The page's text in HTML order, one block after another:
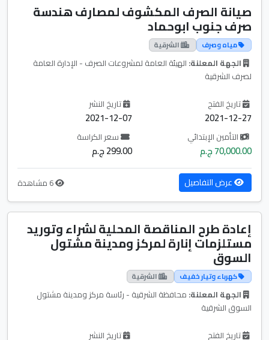
صيانة الصرف المكشوف لمصارف هندسة
صرف جنوب ابوحماد
مياه وصرف الشرقية
الجهة المعلنة: الهيئة العامة لمشروعات الصرف - الإدارة العامة
لصرف الشرقية
تاريخ الفتح
2021-12-27
تاريخ النشر
2021-12-07
التأمين الإبتدائي
70,000.00 ج.م
سعر الكراسة
299.00 ج.م
عرض التفاصيل
إعادة طرح المناقصة المحلية لشراء وتوريد
مستلزمات إنارة لمركز ومدينة مشتول
السوق
كهرباء وتيار خفيف الشرقية
الجهة المعلنة: محافظة الشرقية - رئاسة مركز ومدينة مشتول
السوق الشرقية
تاريخ الفتح
تاريخ النشر